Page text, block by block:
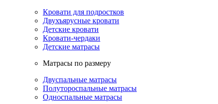
Кровати для подростков
Двухъярусные кровати
Детские кровати
Кровати-чердаки
Детские матрасы
Матрасы по размеру
Двуспальные матрасы
Полутороспальные матрасы
Односпальные матрасы